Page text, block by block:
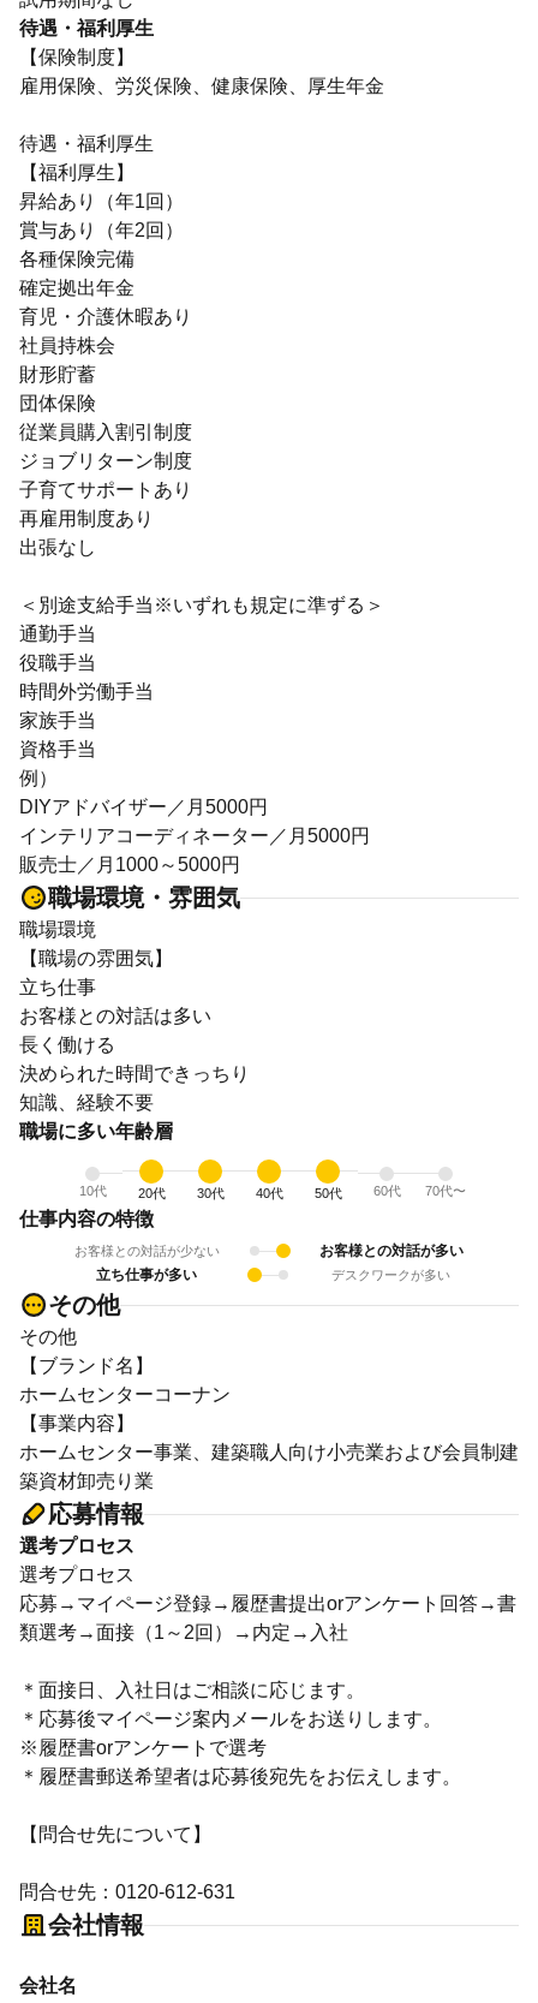
待遇・福利厚生
【保険制度】
雇用保険、労災保険、健康保険、厚生年金
待遇・福利厚生
【福利厚生】
昇給あり（年1回）
賞与あり（年2回）
各種保険完備
確定拠出年金
育児・介護休暇あり
社員持株会
財形貯蓄
団体保険
従業員購入割引制度
ジョブリターン制度
子育てサポートあり
再雇用制度あり
出張なし
＜別途支給手当※いずれも規定に準ずる＞
通勤手当
役職手当
時間外労働手当
家族手当
資格手当
例）
DIYアドバイザー／月5000円
インテリアコーディネーター／月5000円
販売士／月1000～5000円
職場環境・雰囲気
職場環境
【職場の雰囲気】
立ち仕事
お客様との対話は多い
長く働ける
決められた時間できっちり
知識、経験不要
職場に多い年齢層
10代 20代 30代 40代 50代 60代 70代〜
仕事内容の特徴
お客様との対話が少ない
お客様との対話が多い
立ち仕事が多い
デスクワークが多い
その他
その他
【ブランド名】
ホームセンターコーナン
【事業内容】
ホームセンター事業、建築職人向け小売業および会員制建
築資材卸売り業
応募情報
選考プロセス
選考プロセス
応募→マイページ登録→履歴書提出orアンケート回答→書
類選考→面接（1～2回）→内定→入社
＊面接日、入社日はご相談に応じます。
＊応募後マイページ案内メールをお送りします。
※履歴書orアンケートで選考
＊履歴書郵送希望者は応募後宛先をお伝えします。
【問合せ先について】
問合せ先：0120-612-631
会社情報
会社名